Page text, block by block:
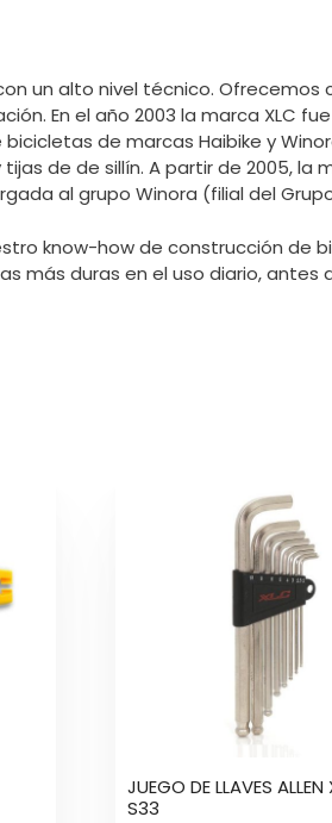
un alto nivel técnico.
En el año 2003 la marca XLC
de marcas Haibike y
de de sillín. A partir de 2005, la
al grupo Winora (filial del
know-how de construcción de
más duras en el uso diario,
JUEGO DE LLAVES
S33